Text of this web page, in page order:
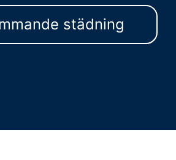
städning